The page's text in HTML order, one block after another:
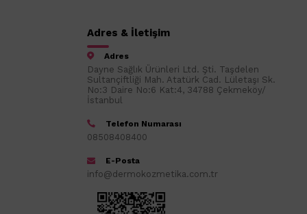
Adres & İletişim
Adres
Dayne Sağlık Ürünleri Ltd. Şti. Taşdelen
Sultançiftliği Mah. Atatürk Cad. Lületaşı Sk.
No:3 Daire No:6 Kat:4, 34788 Çekmeköy/
İstanbul
Telefon Numarası
08508408400
E-Posta
info@dermokozmetika.com.tr